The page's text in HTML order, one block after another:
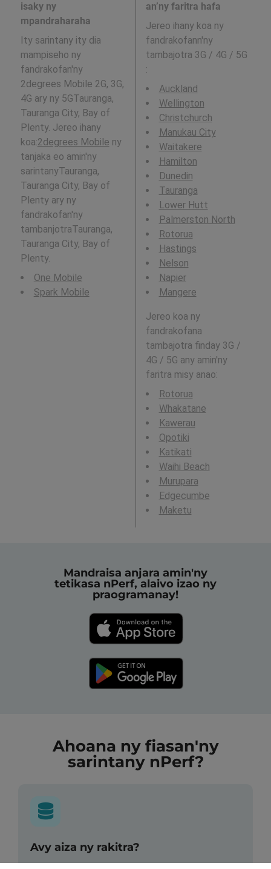
isaky ny
mpandraharaha
Ity sarintany ity dia
mampiseho ny
fandrakofan'ny
2degrees Mobile 2G, 3G,
4G ary ny 5GTauranga,
Tauranga City, Bay of
Plenty. Jereo ihany
koa:2degrees Mobile ny
tanjaka eo amin'ny
sarintanyTauranga,
Tauranga City, Bay of
Plenty ary ny
fandrakofan'ny
tambanjotraTauranga,
Tauranga City, Bay of
Plenty.
One Mobile
Spark Mobile
an’ny faritra hafa
Jereo ihany koa ny
fandrakofann'ny
tambajotra 3G / 4G / 5G
:
Auckland
Wellington
Christchurch
Manukau City
Waitakere
Hamilton
Dunedin
Tauranga
Lower Hutt
Palmerston North
Rotorua
Hastings
Nelson
Napier
Mangere
Jereo koa ny
fandrakofana
tambajotra finday 3G /
4G / 5G any amin'ny
faritra misy anao:
Rotorua
Whakatane
Kawerau
Opotiki
Katikati
Waihi Beach
Murupara
Edgecumbe
Maketu
Mandraisa anjara amin'ny
tetikasa nPerf, alaivo izao ny
praogramanay!
Ahoana ny fiasan'ny
sarintany nPerf?
Avy aiza ny rakitra?